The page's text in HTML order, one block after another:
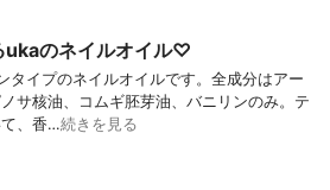
ukaのネイルオイル♡
タイプのネイルオイルです。全成分はアー
サ核油、コムギ胚芽油、バニリンのみ。テ
て、香…続きを見る